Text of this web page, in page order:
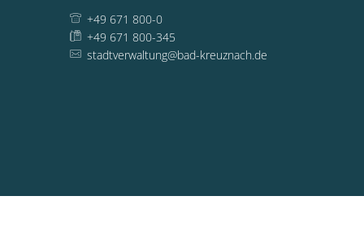
+49 671 800-0
+49 671 800-345
stadtverwaltung@bad-kreuznach.de